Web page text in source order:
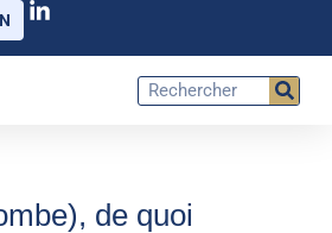
de quoi